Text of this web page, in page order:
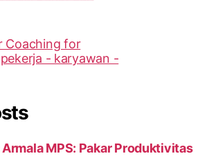
MPS: Pakar Produktivitas